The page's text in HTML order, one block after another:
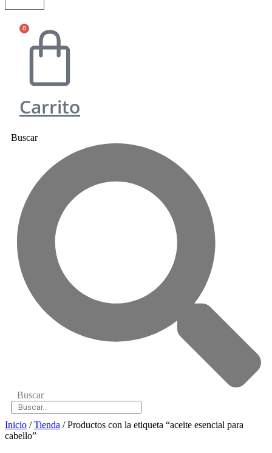
0
Carrito
Buscar
Buscar
Inicio /Tienda / Productos con la etiqueta “aceite esencial para
cabello”